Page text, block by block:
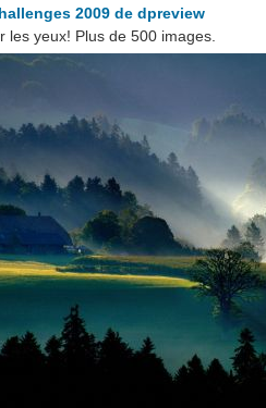
2009 de dpreview
les yeux! Plus de 500 images.